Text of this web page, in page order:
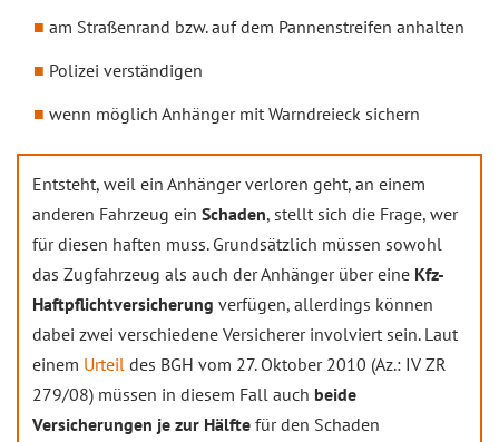
am Straßenrand bzw. auf dem Pannenstreifen anhalten
Polizei verständigen
wenn möglich Anhänger mit Warndreieck sichern
Entsteht, weil ein Anhänger verloren geht, an einem
anderen Fahrzeug ein Schaden, stellt sich die Frage, wer
für diesen haften muss. Grundsätzlich müssen sowohl
das Zugfahrzeug als auch der Anhänger über eine Kfz-
Haftpflichtversicherung verfügen, allerdings können
dabei zwei verschiedene Versicherer involviert sein. Laut
einem Urteil des BGH vom 27. Oktober 2010 (Az.: IV ZR
279/08) müssen in diesem Fall auch beide
Versicherungen je zur Hälfte für den Schaden